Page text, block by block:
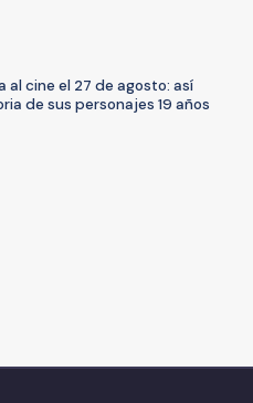
al cine el 27 de agosto: así
de sus personajes 19 años